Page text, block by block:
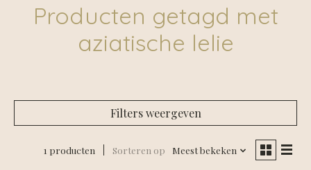
Producten getagd met
aziatische lelie
Filters weergeven
1 producten Sorteren op Meest bekeken